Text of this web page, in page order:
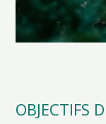
OBJECTIFS